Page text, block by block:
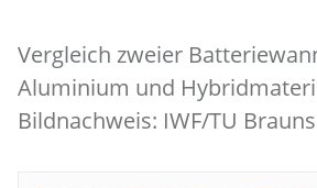
Vergleich zweier
Aluminium und
Bildnachweis: IWF/TU